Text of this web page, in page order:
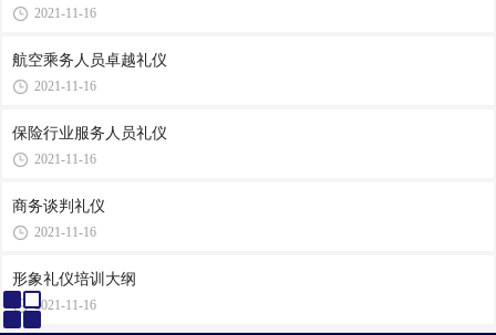
2021-11-16
航空乘务人员卓越礼仪
2021-11-16
保险行业服务人员礼仪
2021-11-16
商务谈判礼仪
2021-11-16
形象礼仪培训大纲
2021-11-16